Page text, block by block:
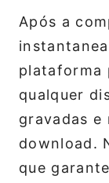
Após a
plataforma
qualquer
gravadas e
download.
que